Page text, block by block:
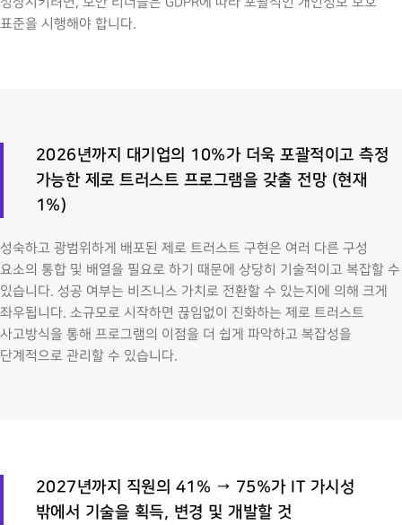
표준을 시행해야 합니다.
2026년까지 대기업의 10%가 더욱 포괄적이고 측정
가능한 제로 트러스트 프로그램을 갖출 전망 (현재
1%)
성숙하고 광범위하게 배포된 제로 트러스트 구현은 여러 다른 구성
요소의 통합 및 배열을 필요로 하기 때문에 상당히 기술적이고 복잡할 수
있습니다. 성공 여부는 비즈니스 가치로 전환할 수 있는지에 의해 크게
좌우됩니다. 소규모로 시작하면 끊임없이 진화하는 제로 트러스트
사고방식을 통해 프로그램의 이점을 더 쉽게 파악하고 복잡성을
단계적으로 관리할 수 있습니다.
2027년까지 직원의 41% → 75%가 IT 가시성
밖에서 기술을 획득, 변경 및 개발할 것